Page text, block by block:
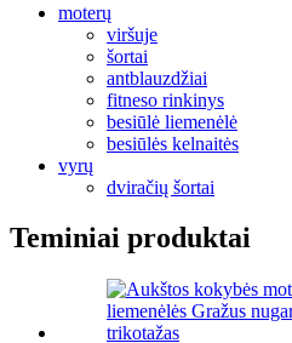
moterų
viršuje
šortai
antblauzdžiai
fitneso rinkinys
besiūlė liemenėlė
besiūlės kelnaitės
vyrų
dviračių šortai
Teminiai produktai